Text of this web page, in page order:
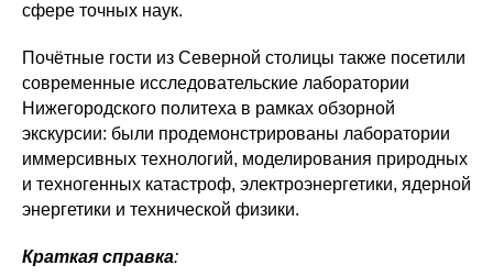
сфере точных наук.
Почётные гости из Северной столицы также посетили
современные исследовательские лаборатории
Нижегородского политеха в рамках обзорной
экскурсии: были продемонстрированы лаборатории
иммерсивных технологий, моделирования природных
и техногенных катастроф, электроэнергетики, ядерной
энергетики и технической физики.
Краткая справка: